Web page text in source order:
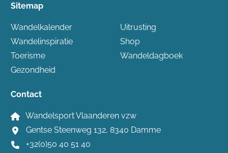
Sitemap
Wandelkalender
Wandelinspiratie
Toerisme
Gezondheid
Uitrusting
Shop
Wandeldagboek
Contact
Wandelsport Vlaanderen vzw
Gentse Steenweg 132, 8340 Damme
+32(0)50 40 51 40